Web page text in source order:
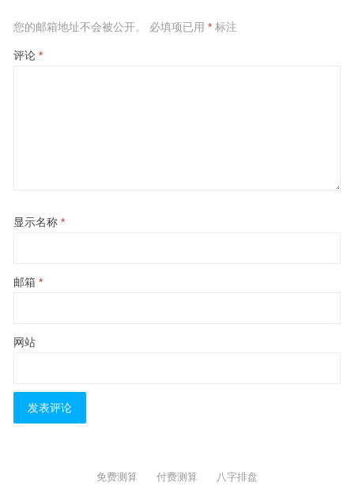
您的邮箱地址不会被公开。 必填项已用 *标注
评论 *
显示名称 *
邮箱 *
网站
免费测算 付费测算 八字排盘